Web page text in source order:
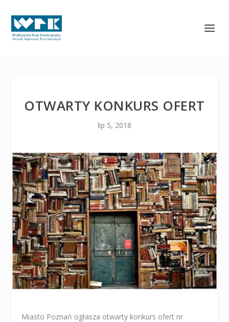
OTWARTY KONKURS OFERT
lip 5, 2018
Miasto Poznań ogłasza otwarty konkurs ofert nr